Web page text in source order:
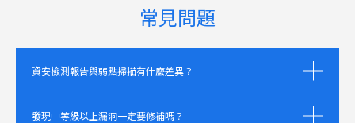
常見問題
資安檢測報告與弱點掃描有什麼差異？
發現中等級以上漏洞一定要修補嗎？